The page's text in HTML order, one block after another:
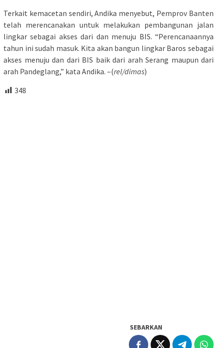
Terkait kemacetan sendiri, Andika menyebut, Pemprov Banten
telah merencanakan untuk melakukan pembangunan jalan
lingkar sebagai akses dari dan menuju BIS. “Perencanaannya
tahun ini sudah masuk. Kita akan bangun lingkar Baros sebagai
akses menuju dan dari BIS baik dari arah Serang maupun dari
arah Pandeglang,” kata Andika. –(rel/dimas)
348
SEBARKAN